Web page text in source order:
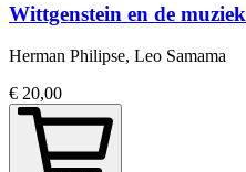
Wittgenstein en de muziek
Herman Philipse, Leo Samama
€ 20,00